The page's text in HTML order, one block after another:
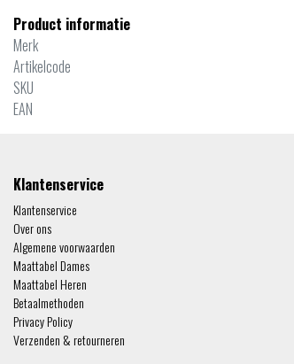
Product informatie
Merk
Artikelcode
SKU
EAN
Klantenservice
Klantenservice
Over ons
Algemene voorwaarden
Maattabel Dames
Maattabel Heren
Betaalmethoden
Privacy Policy
Verzenden & retourneren